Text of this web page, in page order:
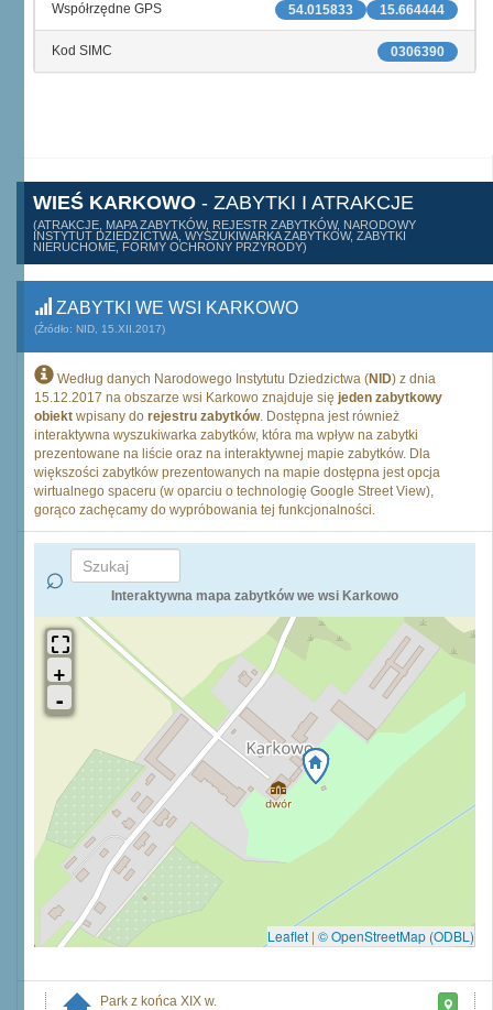
15.664444
54.015833
Współrzędne GPS
0306390
Kod SIMC
WIEŚ KARKOWO - ZABYTKI I ATRAKCJE
(ATRAKCJE, MAPA ZABYTKÓW, REJESTR ZABYTKÓW, NARODOWY
INSTYTUT DZIEDZICTWA, WYSZUKIWARKA ZABYTKÓW, ZABYTKI
NIERUCHOME, FORMY OCHRONY PRZYRODY)
ZABYTKI WE WSI KARKOWO
(Źródło: NID, 15.XII.2017)
Według danych Narodowego Instytutu Dziedzictwa (NID) z dnia
15.12.2017 na obszarze wsi Karkowo znajduje się jeden zabytkowy
obiekt wpisany do rejestru zabytków. Dostępna jest również
interaktywna wyszukiwarka zabytków, która ma wpływ na zabytki
prezentowane na liście oraz na interaktywnej mapie zabytków. Dla
większości zabytków prezentowanych na mapie dostępna jest opcja
wirtualnego spaceru (w oparciu o technologię Google Street View),
gorąco zachęcamy do wypróbowania tej funkcjonalności.
Interaktywna mapa zabytków we wsi Karkowo
Leaflet | © OpenStreetMap (ODBL)
Park z końca XIX w.